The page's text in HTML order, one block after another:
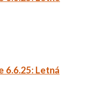
6.6.25: Letná